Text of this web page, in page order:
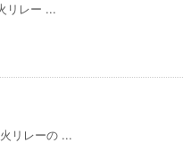
リレー ...
リレーの ...